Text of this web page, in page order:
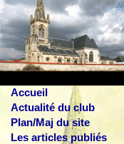
Accueil
Actualité du club
Plan/Maj du site
Les articles publiés